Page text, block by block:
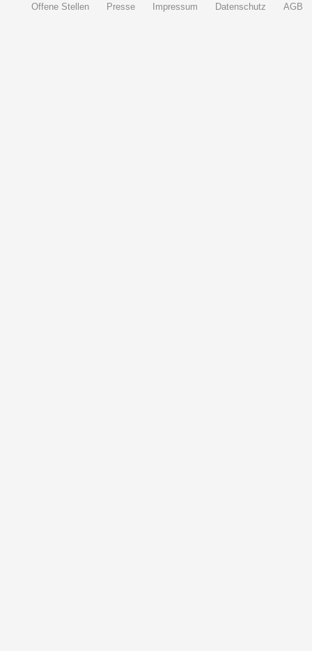
Offene Stellen Presse Impressum Datenschutz AGB